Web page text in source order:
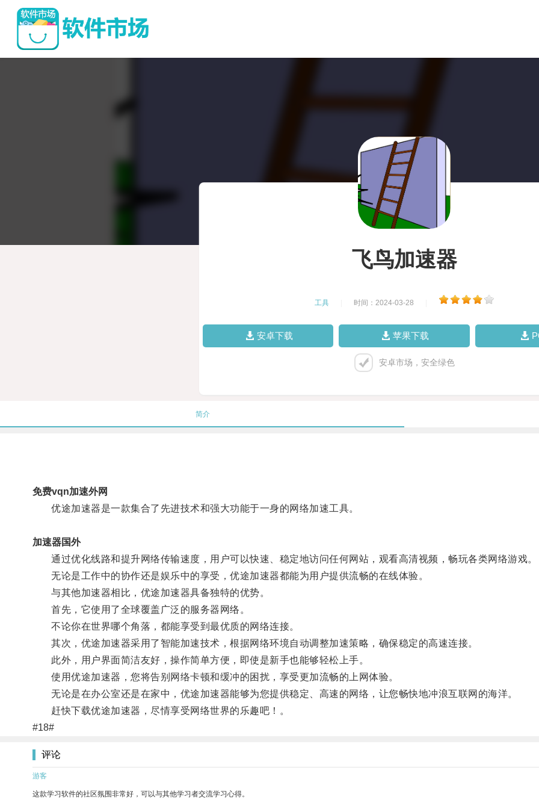
飞鸟加速器
工具 时间：2024-03-28
安卓下载 苹果下载
安卓市场，安全绿色
简介
免费vqn加速外网
优途加速器是一款集合了先进技术和强大功能于一身的网络加速工具。
加速器国外
通过优化线路和提升网络传输速度，用户可以快速、稳定地访问任何网站，观看高清视频，畅玩各类网络游戏。
无论是工作中的协作还是娱乐中的享受，优途加速器都能为用户提供流畅的在线体验。
与其他加速器相比，优途加速器具备独特的优势。
首先，它使用了全球覆盖广泛的服务器网络。
不论你在世界哪个角落，都能享受到最优质的网络连接。
其次，优途加速器采用了智能加速技术，根据网络环境自动调整加速策略，确保稳定的高速连接。
此外，用户界面简洁友好，操作简单方便，即使是新手也能够轻松上手。
使用优途加速器，您将告别网络卡顿和缓冲的困扰，享受更加流畅的上网体验。
无论是在办公室还是在家中，优途加速器能够为您提供稳定、高速的网络，让您畅快地冲浪互联网的海洋。
赶快下载优途加速器，尽情享受网络世界的乐趣吧！。
#18#
评论
游客
这款学习软件的社区氛围非常好，可以与其他学习者交流学习心得。